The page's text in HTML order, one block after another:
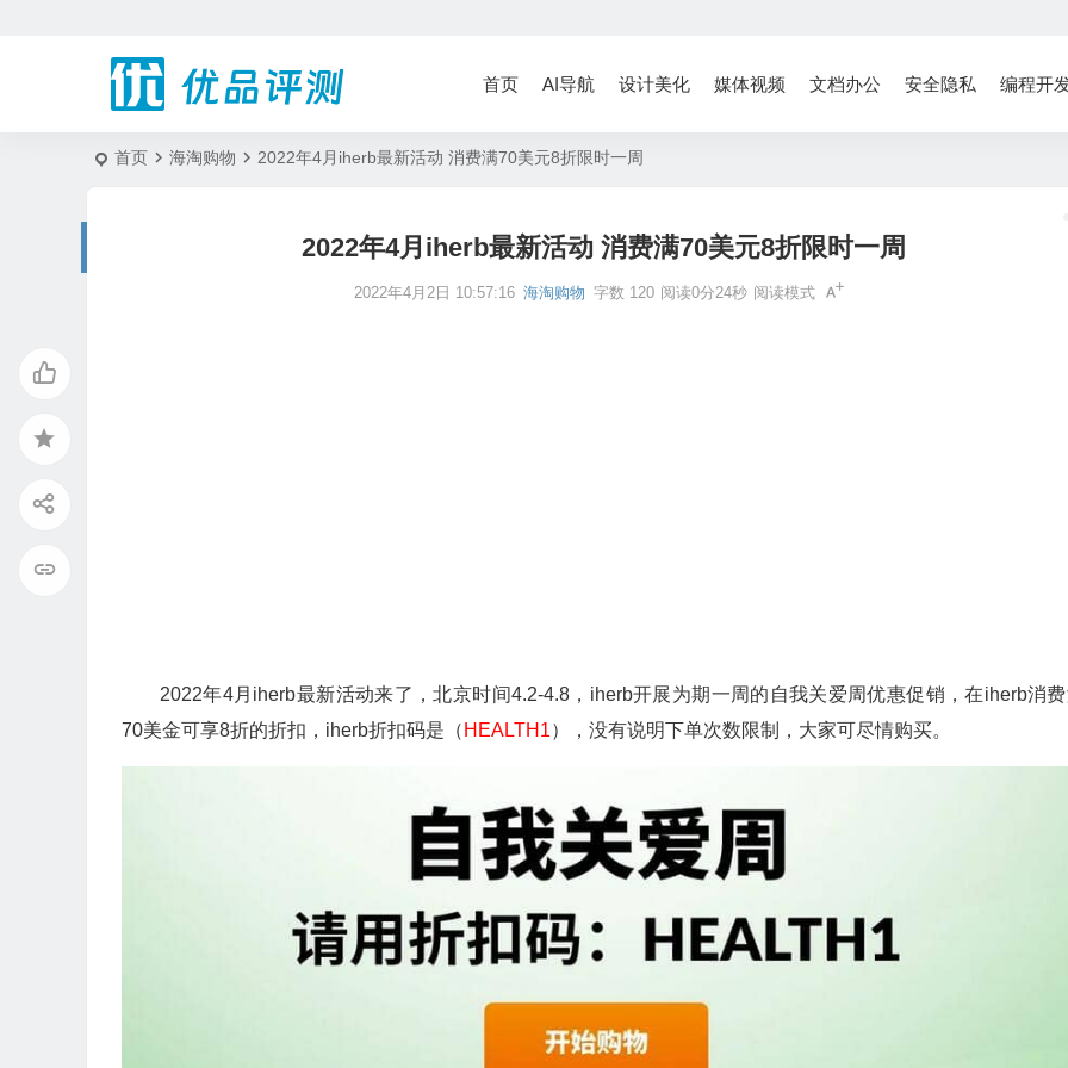
首页 AI导航 设计美化 媒体视频 文档办公 安全隐私 编程开
首页 海淘购物 2022年4月iherb最新活动 消费满70美元8折限时一周
2022年4月iherb最新活动 消费满70美元8折限时一周
2022年4月2日 10:57:16 海淘购物 字数 120 阅读0分24秒 阅读模式
2022年4月iherb最新活动来了，北京时间4.2-4.8，iherb开展为期一周的自我关爱周优惠促销，在iherb消
70美金可享8折的折扣，iherb折扣码是（ HEALTH1），没有说明下单次数限制，大家可尽情购买。